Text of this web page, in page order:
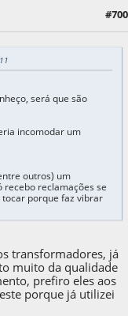
#700
será que são
incomodar um
outros) um
recebo reclamações se
tocar porque faz vibrar
transformadores, já
muito da qualidade
prefiro eles aos
porque já utilizei